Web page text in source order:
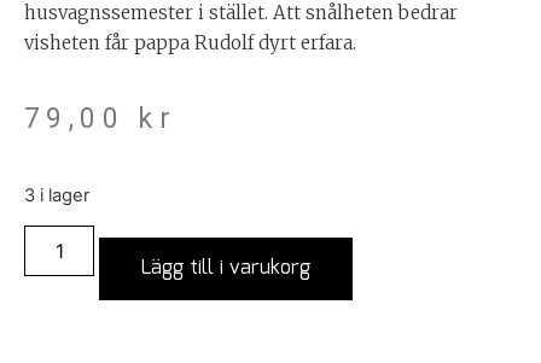
husvagnssemester i stället. Att snålheten bedrar
visheten får pappa Rudolf dyrt erfara.
79,00 kr
3 i lager
Lägg till i varukorg